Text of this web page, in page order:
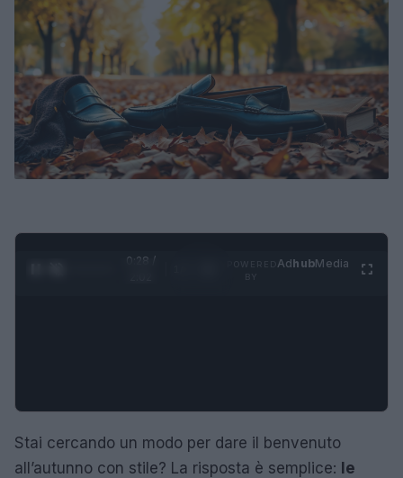
0:29 /
AdhubMedia
Stai cercando un modo per dare il benvenuto
all’autunno con stile? La risposta è semplice: le